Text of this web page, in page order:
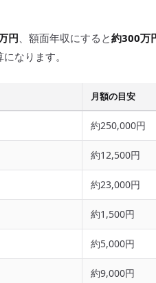
円、額面年収にすると約300万
なります。
月額の目安
約250,000円
約12,500円
約23,000円
約1,500円
約5,000円
約9,000円